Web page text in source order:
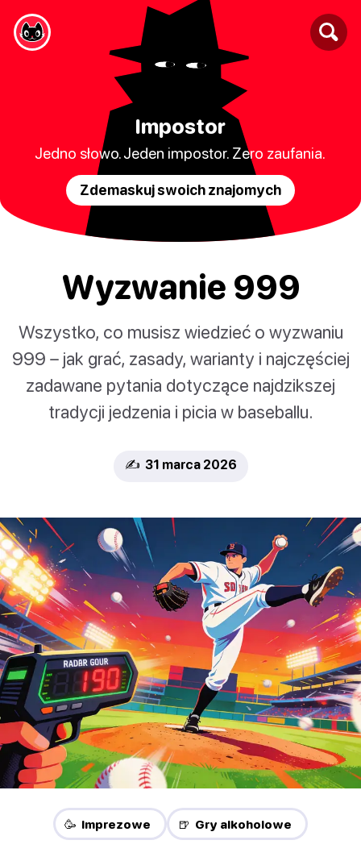
Impostor
Jedno słowo. Jeden impostor. Zero zaufania.
Zdemaskuj swoich znajomych
Wyzwanie 999
Wszystko, co musisz wiedzieć o wyzwaniu
999 – jak grać, zasady, warianty i najczęściej
zadawane pytania dotyczące najdzikszej
tradycji jedzenia i picia w baseballu.
✍️ 31 marca 2026
🥳 Imprezowe 🍺 Gry alkoholowe